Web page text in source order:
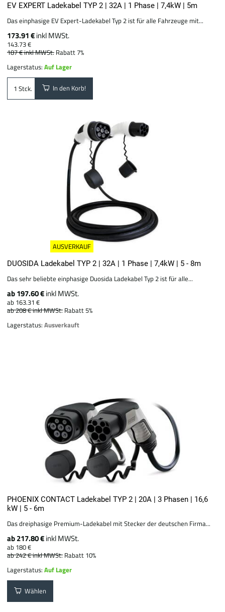
EV EXPERT Ladekabel TYP 2 | 32A | 1 Phase | 7,4kW | 5m
Das einphasige EV Expert-Ladekabel Typ 2 ist für alle Fahrzeuge mit...
173.91 €inkl MWSt.
143.73 €
187 €inkl MWSt. Rabatt 7%
Lagerstatus:Auf Lager
Stck. In den Korb!
AUSVERKAUF
DUOSIDA Ladekabel TYP 2 | 32A | 1 Phase | 7,4kW | 5 - 8m
Das sehr beliebte einphasige Duosida Ladekabel Typ 2 ist für alle...
ab 197.60 €inkl MWSt.
ab 163.31 €
ab 208 €inkl MWSt. Rabatt 5%
Lagerstatus:Ausverkauft
PHOENIX CONTACT Ladekabel TYP 2 | 20A | 3 Phasen | 16,6
kW | 5 - 6m
Das dreiphasige Premium-Ladekabel mit Stecker der deutschen Firma...
ab 217.80 €inkl MWSt.
ab 180 €
ab 242 €inkl MWSt. Rabatt 10%
Lagerstatus:Auf Lager
Wählen